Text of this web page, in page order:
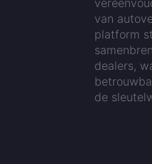
van
platform
dealers,
de